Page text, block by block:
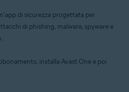
di sicurezza progettata per
di phishing, malware, spyware e
installa Avast One e poi